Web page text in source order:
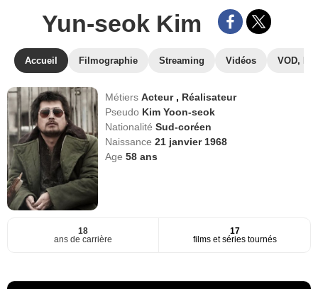
Yun-seok Kim
Accueil Filmographie Streaming Vidéos VOD,
MétiersActeur , Réalisateur
Pseudo Kim Yoon-seok
NationalitéSud-coréen
Naissance21 janvier 1968
Age58 ans
18
ans de carrière
17
films et séries tournés